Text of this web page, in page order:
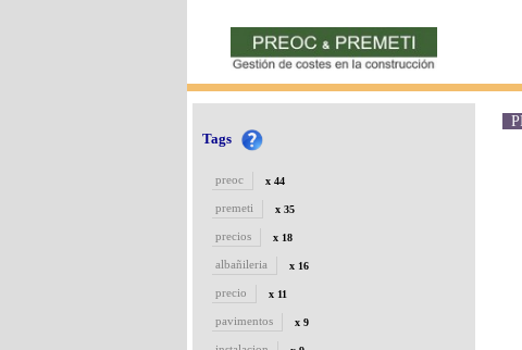
Tags
preoc x 44
premeti x 35
precios x 18
albañileria x 16
precio x 11
pavimentos x 9